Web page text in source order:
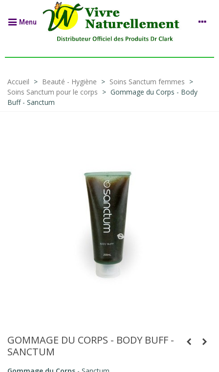
Menu
Accueil > Beauté - Hygiène > Soins Sanctum femmes >
Soins Sanctum pour le corps > Gommage du Corps - Body
Buff - Sanctum
GOMMAGE DU CORPS - BODY BUFF -
SANCTUM